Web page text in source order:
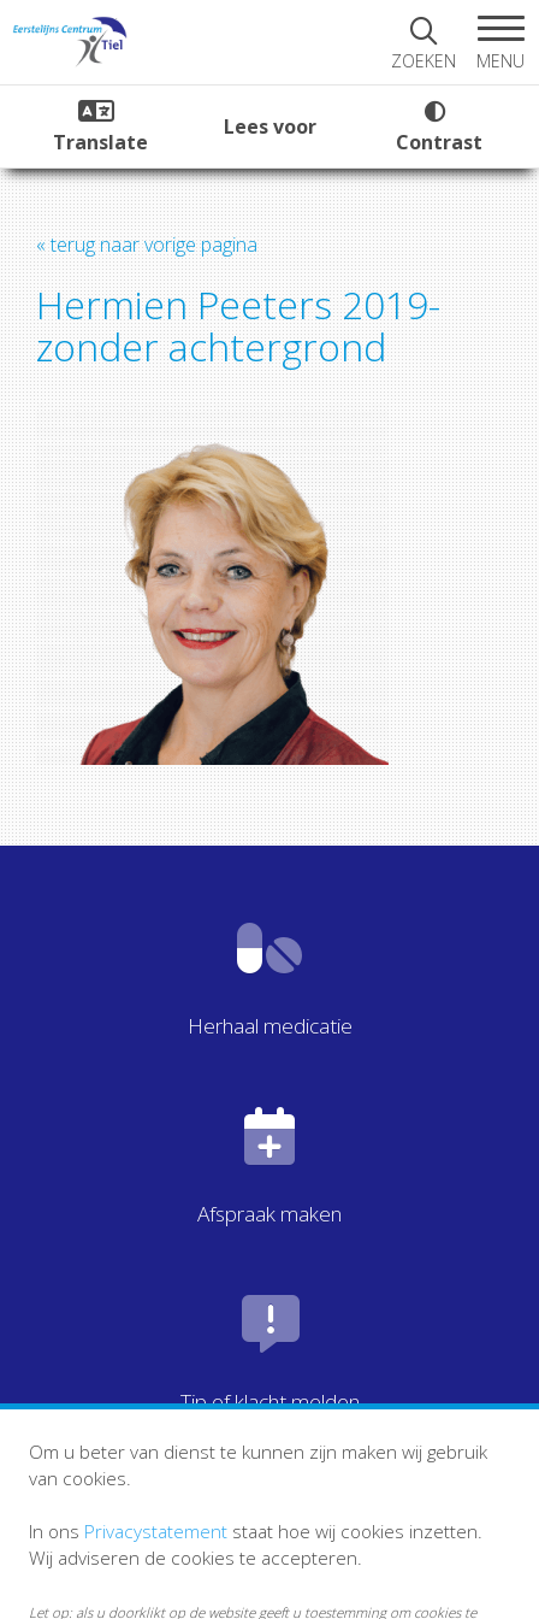
ZOEKEN MENU
Translate
Lees voor
Contrast
« terug naar vorige pagina
Hermien Peeters 2019-
zonder achtergrond
Herhaal medicatie
Afspraak maken
Tip of klacht melden
Om u beter van dienst te kunnen zijn maken wij gebruik
van cookies.
In ons Privacystatement staat hoe wij cookies inzetten.
Wij adviseren de cookies te accepteren.
Let op: als u doorklikt op de website geeft u toestemming om cookies te